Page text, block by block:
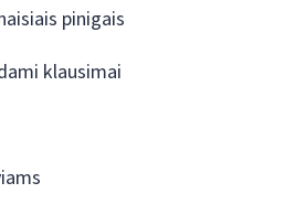
pinigais
klausimai